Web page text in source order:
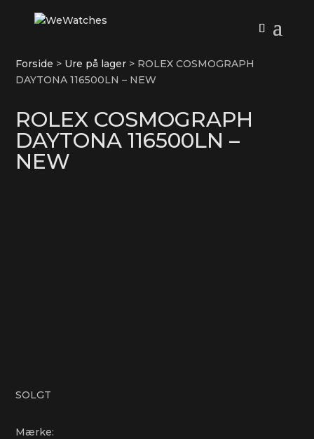
Forside > Ure på lager > ROLEX COSMOGRAPH
DAYTONA 116500LN – NEW
ROLEX COSMOGRAPH
DAYTONA 116500LN –
NEW
SOLGT
Mærke: